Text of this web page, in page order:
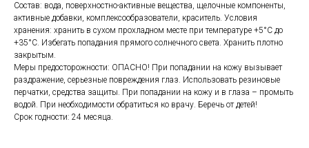
Состав: вода, поверхностно-активные вещества, щелочные компоненты,
активные добавки, комплексообразователи, краситель. Условия
хранения: хранить в сухом прохладном месте при температуре +5°С до
+35°С. Избегать попадания прямого солнечного света. Хранить плотно
закрытым.
Меры предосторожности: ОПАСНО! При попадании на кожу вызывает
раздражение, серьезные повреждения глаз. Использовать резиновые
перчатки, средства защиты. При попадании на кожу и в глаза – промыть
водой. При необходимости обратиться ко врачу. Беречь от детей!
Срок годности: 24 месяца.